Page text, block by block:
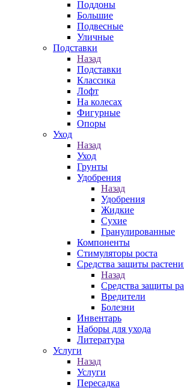
Поддоны
Большие
Подвесные
Уличные
Подставки
Назад
Подставки
Классика
Лофт
На колесах
Фигурные
Опоры
Уход
Назад
Уход
Грунты
Удобрения
Назад
Удобрения
Жидкие
Сухие
Гранулированные
Компоненты
Стимуляторы роста
Средства защиты
Назад
Средства защиты
Вредители
Болезни
Инвентарь
Наборы для ухода
Литература
Услуги
Назад
Услуги
Пересадка